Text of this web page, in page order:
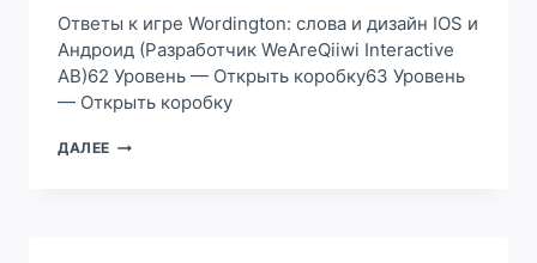
ОТКРЫТЬ
КОРОБКУ
Ответы к игре Wordington: слова и дизайн IOS и
Андроид (Разработчик WeAreQiiwi Interactive
AB)62 Уровень — Открыть коробку63 Уровень
— Открыть коробку
ДАЛЕЕ ОТВЕТЫ